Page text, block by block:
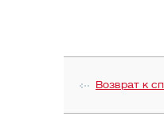
Возврат к